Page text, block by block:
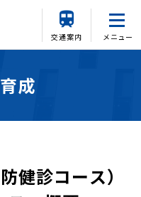
交通案内 メニュー
成
健診コース）